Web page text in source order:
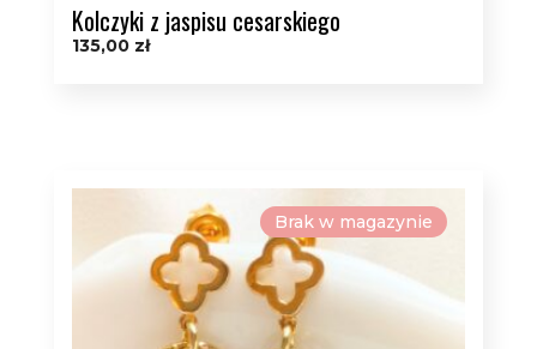
Kolczyki z jaspisu cesarskiego
135,00 zł
Brak w magazynie